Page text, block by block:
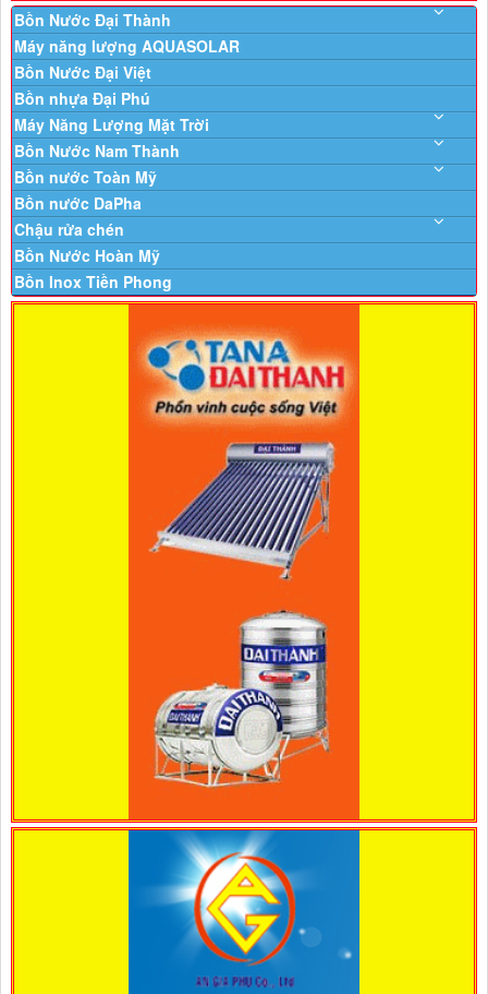
Bồn Nước Đại Thành
Máy năng lượng AQUASOLAR
Bồn Nước Đại Việt
Bồn nhựa Đại Phú
Máy Năng Lượng Mặt Trời
Bồn Nước Nam Thành
Bồn nước Toàn Mỹ
Bồn nước DaPha
Chậu rửa chén
Bồn Nước Hoàn Mỹ
Bồn Inox Tiền Phong